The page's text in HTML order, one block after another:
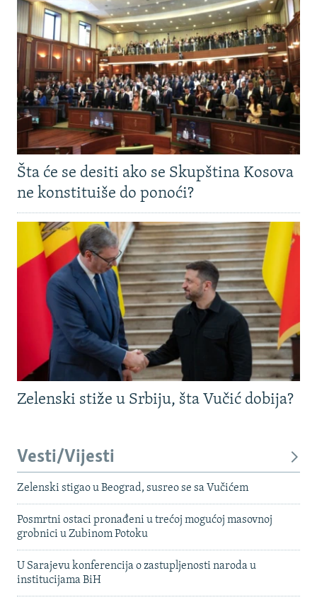
Šta će se desiti ako se Skupština Kosova
ne konstituiše do ponoći?
Zelenski stiže u Srbiju, šta Vučić dobija?
Vesti/Vijesti
Zelenski stigao u Beograd, susreo se sa Vučićem
Posmrtni ostaci pronađeni u trećoj mogućoj masovnoj
grobnici u Zubinom Potoku
U Sarajevu konferencija o zastupljenosti naroda u
institucijama BiH